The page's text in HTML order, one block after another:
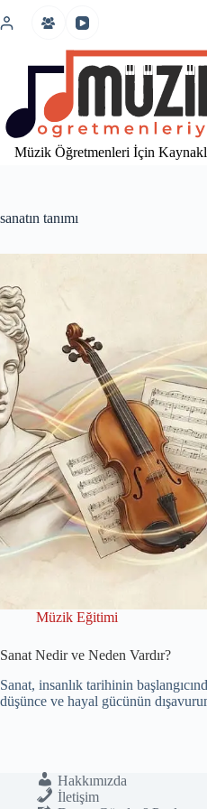
atla
Müzik Öğretmenleri İçin
sanatın tanımı
Müzik Eğitimi
Sanat Nedir ve Neden Vardır?
Sanat, insanlık tarihinin
düşünce ve hayal gücünün
Hakkımızda
İletişim